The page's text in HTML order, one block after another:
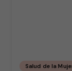
Salud de la